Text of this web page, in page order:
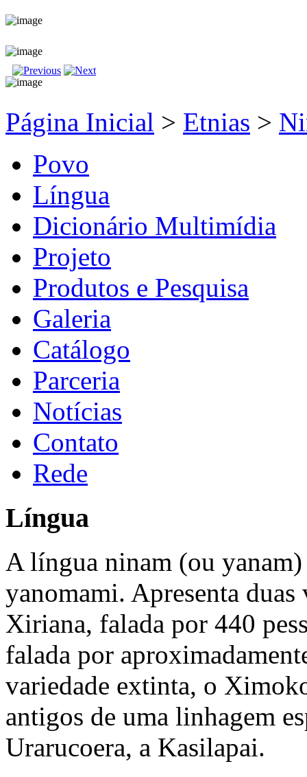
Página Inicial > Etnias >
Povo
Língua
Dicionário Multimídia
Projeto
Produtos e Pesquisa
Galeria
Catálogo
Parceria
Notícias
Contato
Rede
Língua
A língua ninam (ou
yanomami. Apresenta
Xiriana, falada por 440
falada por
variedade extinta, o
antigos de uma linhagem
Urarucoera, a Kasilapai.